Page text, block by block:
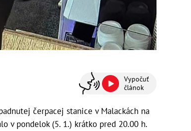
Vypočuť
článok
čerpacej stanice v Malackách na
v pondelok (5. 1.) krátko pred 20.00 h.